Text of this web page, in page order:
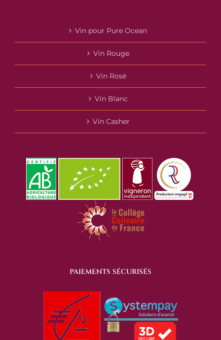
Vin pour Pure Ocean
Vin Rouge
Vin Rosé
Vin Blanc
Vin Casher
PAIEMENTS SÉCURISÉS